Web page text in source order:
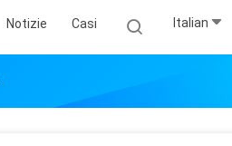
Notizie Casi Italian